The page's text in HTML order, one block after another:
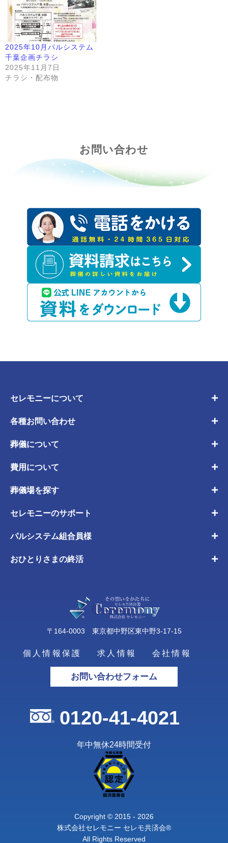
2025年10月パルシステム
千葉企画チラシ
2025年11月7日
チラシ・配布物
お問い合わせ
セレモニーについて
各種お問い合わせ
葬儀について
費用について
葬儀場を探す
セレモニーのサポート
パルシステム組合員様
おひとりさまの終活
〒164-0003 東京都中野区東中野3-17-15
個人情報保護 求人情報 会社情報
お問い合わせフォーム
0120-41-4021
年中無休24時間受付
Copyright © 2015 - 2026
株式会社セレモニー セレモ共済会®
All Rights Reserved